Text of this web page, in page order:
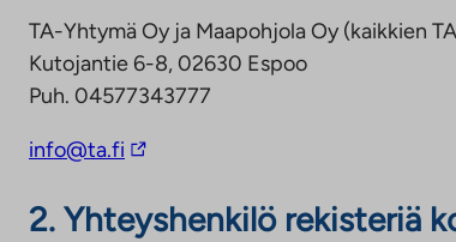
TA-Yhtymä Oy ja Maapohjola Oy (kaikkien
Kutojantie 6-8, 02630 Espoo
Puh. 04577343777
info@ta.fi L
n
2. Yhteyshenkilö rekisteriä